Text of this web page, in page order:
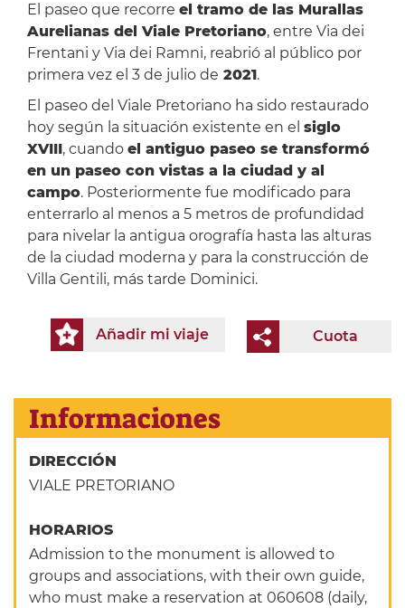
El paseo que recorre el tramo de las Murallas
Aurelianas del Viale Pretoriano, entre Via dei
Frentani y Via dei Ramni, reabrió al público por
primera vez el 3 de julio de 2021.
El paseo del Viale Pretoriano ha sido restaurado
hoy según la situación existente en el siglo
XVIII, cuando el antiguo paseo se transformó
en un paseo con vistas a la ciudad y al
campo. Posteriormente fue modificado para
enterrarlo al menos a 5 metros de profundidad
para nivelar la antigua orografía hasta las alturas
de la ciudad moderna y para la construcción de
Villa Gentili, más tarde Dominici.
Cuota
Añadir mi viaje
Informaciones
DIRECCIÓN
VIALE PRETORIANO
HORARIOS
Admission to the monument is allowed to
groups and associations, with their own guide,
who must make a reservation at 060608 (daily,